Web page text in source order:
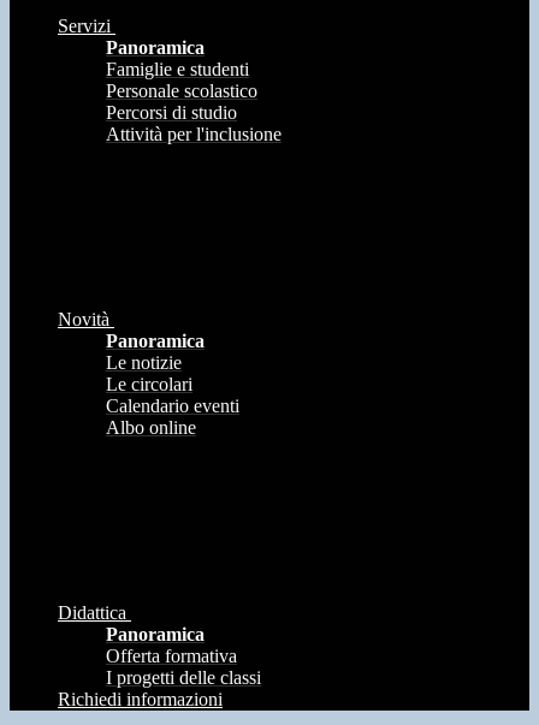
Servizi
Panoramica
Famiglie e studenti
Personale scolastico
Percorsi di studio
Attività per l'inclusione
Novità
Panoramica
Le notizie
Le circolari
Calendario eventi
Albo online
Didattica
Panoramica
Offerta formativa
I progetti delle classi
Richiedi informazioni